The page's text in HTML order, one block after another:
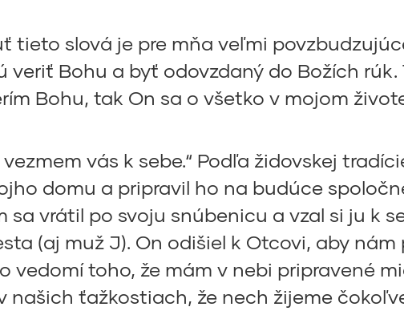
tieto slová je pre mňa veľmi
veriť Bohu a byť odovzdaný do Božích
Bohu, tak On sa o všetko v mojom
vás k sebe.“ Podľa židovskej
domu a pripravil ho na budúce
vrátil po svoju snúbenicu a vzal si ju k
(aj muž J). On odišiel k Otcovi, aby
vedomí toho, že mám v nebi pripravené
našich ťažkostiach, že nech žijeme